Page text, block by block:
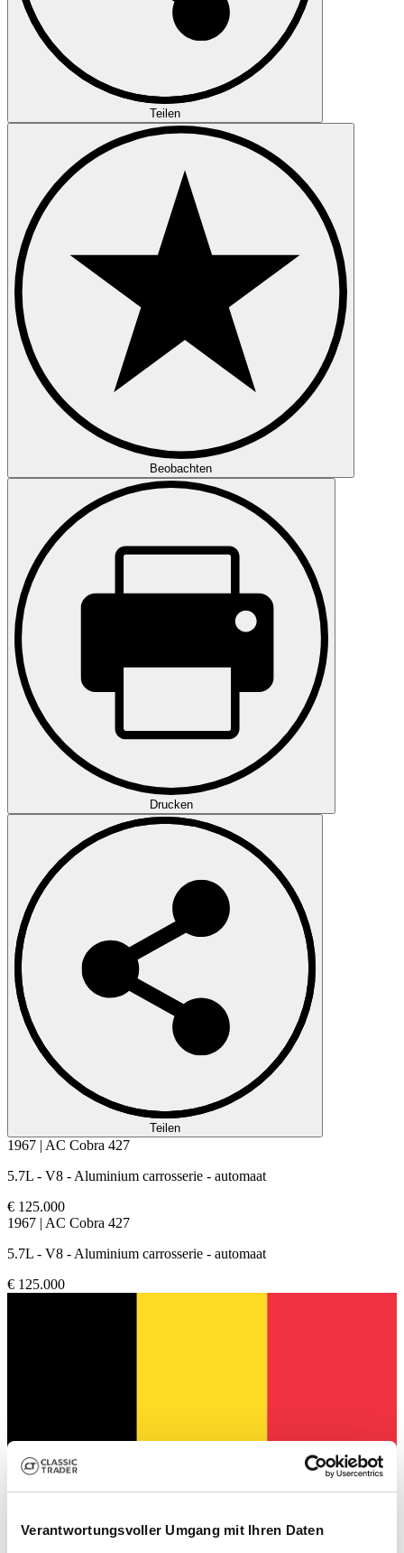
Verantwortungsvoller Umgang mit Ihren Daten
Teilen
Beobachten
Drucken
Teilen
1967 | AC Cobra 427
5.7L - V8 - Aluminium carrosserie - automaat
€ 125.000
1967 | AC Cobra 427
5.7L - V8 - Aluminium carrosserie - automaat
€ 125.000